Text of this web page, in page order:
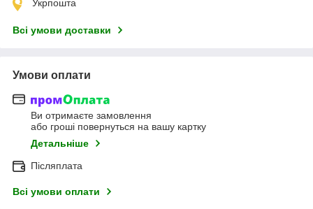
Укрпошта
Всі умови доставки
Умови оплати
Ви отримаєте замовлення
або гроші повернуться на вашу картку
Детальніше
Післяплата
Всі умови оплати